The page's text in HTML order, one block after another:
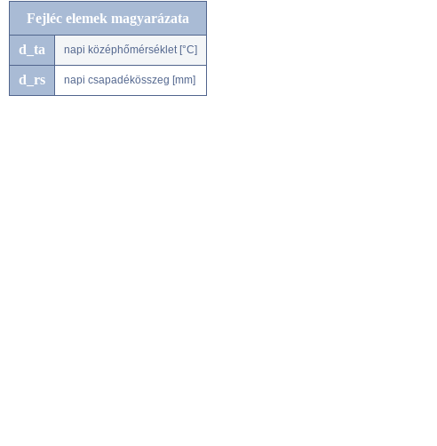
Fejléc elemek magyarázata
d_ta napi középhőmérséklet [°C]
d_rs napi csapadékösszeg [mm]